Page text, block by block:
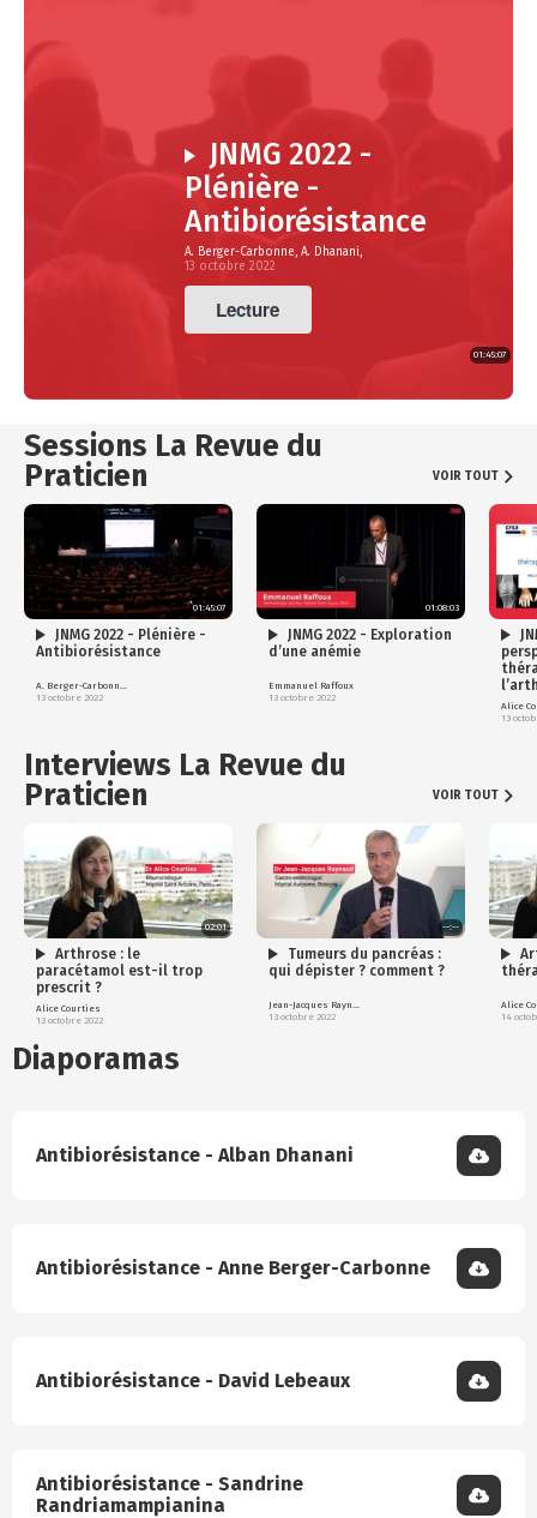
Plénière -
Antibiorésistance
A. Berger-Carbonne, A. Dhanani,
13 octobre 2022
Lecture
01:45:07
Sessions La Revue du
Praticien
VOIR TOUT
01:45:07
JNMG 2022 - Plénière -
Antibiorésistance
A. Berger-Carbonne, A. Dhanani,
13 octobre 2022
01:08:03
JNMG 2022 - Exploration
d’une anémie
Emmanuel Raffoux
13 octobre 2022
Alice
13
Interviews La Revue du
Praticien
VOIR TOUT
02:01
Arthrose : le
paracétamol est-il trop
prescrit ?
Alice Courties
13 octobre 2022
--:--
Tumeurs du pancréas :
qui dépister ? comment ?
Jean-Jacques Raynaud
13 octobre 2022
Alice
14
Diaporamas
Antibiorésistance - Alban Dhanani
Antibiorésistance - Anne Berger-Carbonne
Antibiorésistance - David Lebeaux
Antibiorésistance - Sandrine
Randriamampianina